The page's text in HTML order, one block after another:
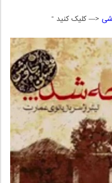
<— کلیک کنید “